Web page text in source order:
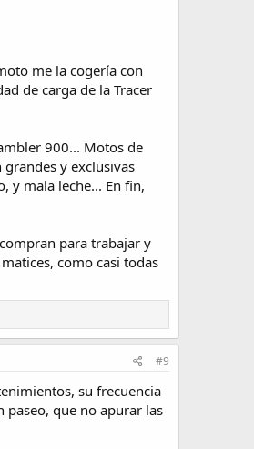
me la cogería con
de carga de la Tracer
900... Motos de
y exclusivas
y mala leche... En fin,
para trabajar y
como casi todas
#9
su frecuencia
paseo, que no apurar las